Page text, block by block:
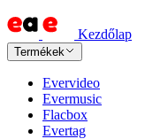
Kezdőlap
Termékek
Evervideo
Evermusic
Flacbox
Evertag